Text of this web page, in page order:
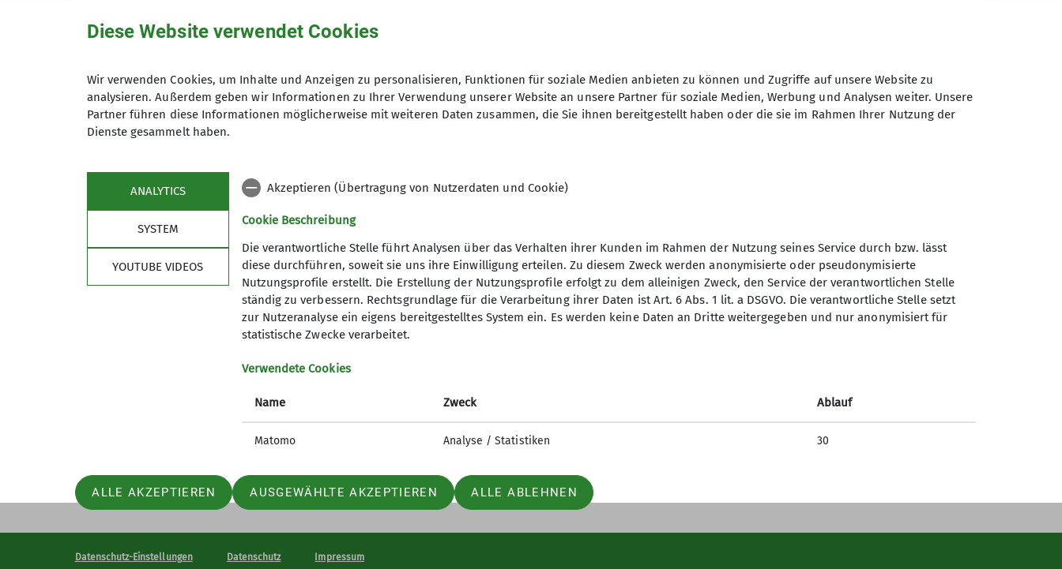
Organisation
Jens Rodmann
Qualifikationen
Trainer*in C Sportklettern Breitensport Indoor
Aktuelles
Jugendleiter-in werden
Sektion Göttingen des
Telefon +4955143815
Datenschutz-Einstellungen Datenschutz Impressum
Diese Website verwendet Cookies
Wir verwenden Cookies, um Inhalte und Anzeigen zu personalisieren, Funktionen für soziale Medien anbieten zu können und Zugriffe auf unsere Website zu
analysieren. Außerdem geben wir Informationen zu Ihrer Verwendung unserer Website an unsere Partner für soziale Medien, Werbung und Analysen weiter. Unsere
Partner führen diese Informationen möglicherweise mit weiteren Daten zusammen, die Sie ihnen bereitgestellt haben oder die sie im Rahmen Ihrer Nutzung der
Dienste gesammelt haben.
ANALYTICS
SYSTEM
YOUTUBE VIDEOS
Akzeptieren (Übertragung von Nutzerdaten und Cookie)
Cookie Beschreibung
Die verantwortliche Stelle führt Analysen über das Verhalten ihrer Kunden im Rahmen der Nutzung seines Service durch bzw. lässt
diese durchführen, soweit sie uns ihre Einwilligung erteilen. Zu diesem Zweck werden anonymisierte oder pseudonymisierte
Nutzungsprofile erstellt. Die Erstellung der Nutzungsprofile erfolgt zu dem alleinigen Zweck, den Service der verantwortlichen Stelle
ständig zu verbessern. Rechtsgrundlage für die Verarbeitung ihrer Daten ist Art. 6 Abs. 1 lit. a DSGVO. Die verantwortliche Stelle setzt
zur Nutzeranalyse ein eigens bereitgestelltes System ein. Es werden keine Daten an Dritte weitergegeben und nur anonymisiert für
statistische Zwecke verarbeitet.
Verwendete Cookies
Name Zweck Ablauf
Matomo Analyse / Statistiken 30
ALLE AKZEPTIEREN AUSGEWÄHLTE AKZEPTIEREN ALLE ABLEHNEN